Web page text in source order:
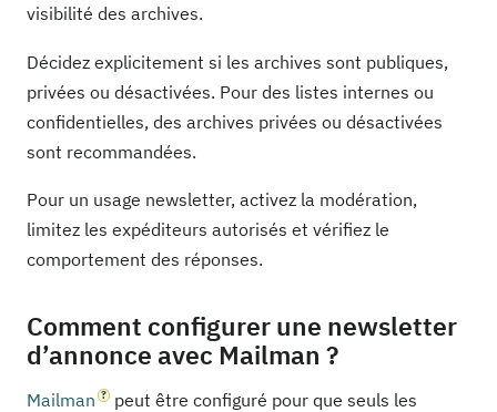
visibilité des archives.
Décidez explicitement si les archives sont publiques,
privées ou désactivées. Pour des listes internes ou
confidentielles, des archives privées ou désactivées
sont recommandées.
Pour un usage newsletter, activez la modération,
limitez les expéditeurs autorisés et vérifiez le
comportement des réponses.
Comment configurer une newsletter
d’annonce avec Mailman ?
Mailman
peut être configuré pour que seuls les